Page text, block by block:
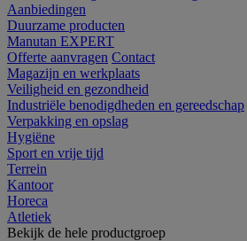
Aanbiedingen
Duurzame producten
Manutan EXPERT
Offerte aanvragen Contact
Magazijn en werkplaats
Veiligheid en gezondheid
Industriële benodigdheden en gereedschap
Verpakking en opslag
Hygiëne
Sport en vrije tijd
Terrein
Kantoor
Horeca
Atletiek
Bekijk de hele productgroep